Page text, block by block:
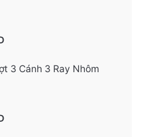
3 Cánh 3 Ray Nhôm